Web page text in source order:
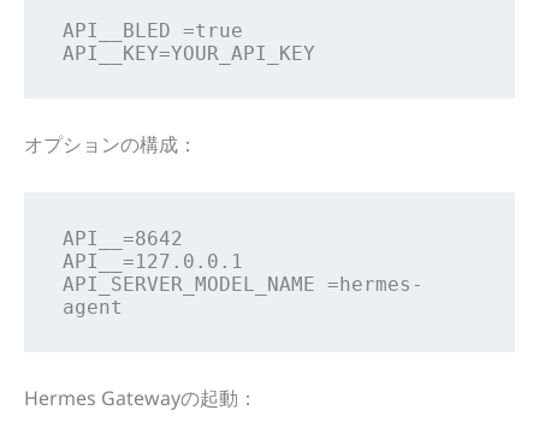
API__BLED =true
API__KEY=YOUR_API_KEY
オプションの構成：
API__=8642
API__=127.0.0.1
API_SERVER_MODEL_NAME =hermes-
agent
Hermes Gatewayの起動：